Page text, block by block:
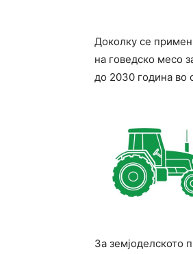
Доколку се
на говедско месо
до 2030 година во
За земјоделското